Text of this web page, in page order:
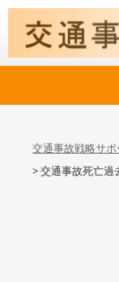
交通事故戦略サポ
>交通事故死亡過